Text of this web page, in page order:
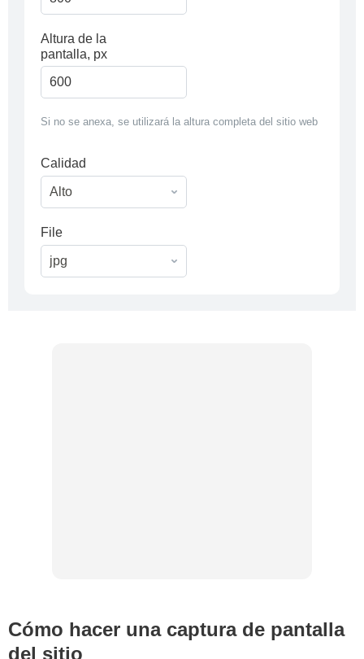
Altura de la
pantalla, px
Si no se anexa, se utilizará la altura completa del sitio web
Calidad
File
Cómo hacer una captura de pantalla
del sitio